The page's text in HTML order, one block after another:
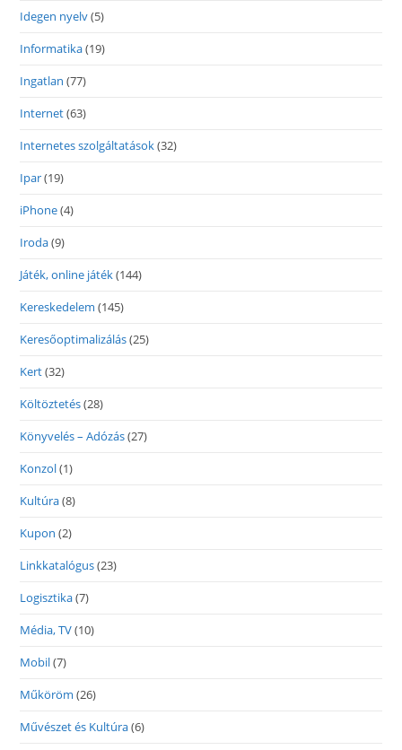
Idegen nyelv(5)
Informatika(19)
Ingatlan (77)
Internet(63)
Internetes szolgáltatások(32)
Ipar(19)
iPhone(4)
Iroda(9)
Játék, online játék(144)
Kereskedelem (145)
Keresőoptimalizálás(25)
Kert(32)
Költöztetés(28)
Könyvelés – Adózás(27)
Konzol(1)
Kultúra(8)
Kupon (2)
Linkkatalógus(23)
Logisztika(7)
Média, TV(10)
Mobil(7)
Műköröm (26)
Művészet és Kultúra(6)